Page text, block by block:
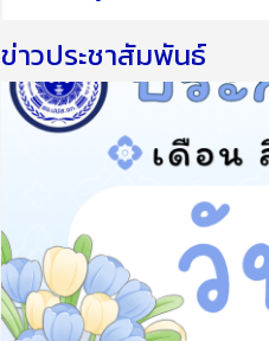
ข่าวประชาสัมพันธ์